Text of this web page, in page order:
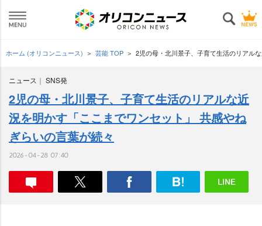
ホーム (オリコンニュース) 芸能 TOP 2児の母・北川景子、子育て生活のリアル
ニュース SNS発
2児の母・北川景子、子育て生活のリアルな近
況を明かす「ここまでワンセット」 共感やね
ぎらいの言葉が続々
2026-04-28 07:40